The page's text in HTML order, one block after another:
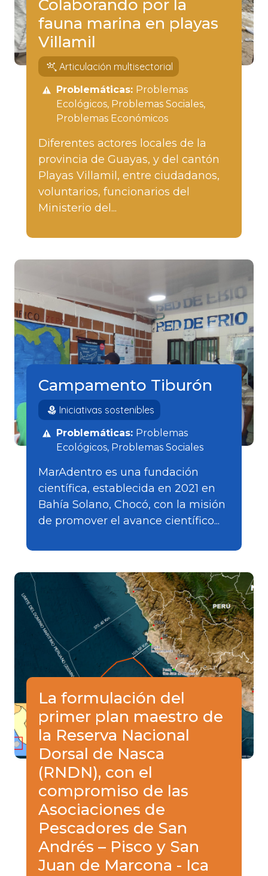
Colaborando por la
fauna marina en playas
Villamil
Articulación multisectorial
Problemáticas: Problemas
Ecológicos Problemas Sociales
Problemas Económicos
Diferentes actores locales de la
provincia de Guayas, y del cantón
Playas Villamil, entre ciudadanos,
voluntarios, funcionarios del
Ministerio del...
Campamento Tiburón
Iniciativas sostenibles
Problemáticas: Problemas
Ecológicos Problemas Sociales
MarAdentro es una fundación
científica, establecida en 2021 en
Bahía Solano, Chocó, con la misión
de promover el avance científico...
La formulación del
primer plan maestro de
la Reserva Nacional
Dorsal de Nasca
(RNDN), con el
compromiso de las
Asociaciones de
Pescadores de San
Andrés – Pisco y San
Juan de Marcona - Ica